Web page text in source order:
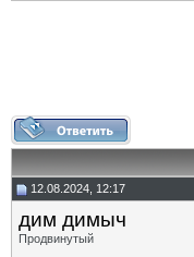
12.08.2024, 12:17
дим димыч
Продвинутый